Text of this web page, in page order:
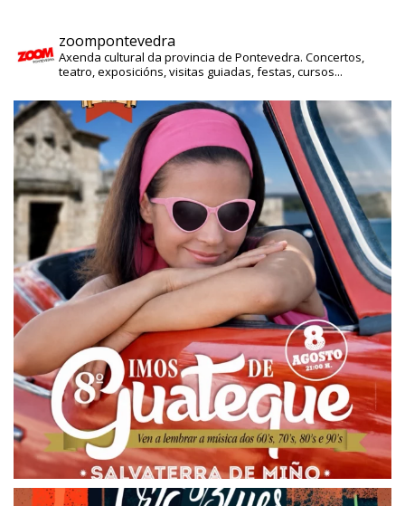
zoompontevedra
Axenda cultural da provincia de Pontevedra. Concertos,
teatro, exposicións, visitas guiadas, festas, cursos...